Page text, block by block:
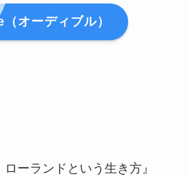
オーディブル）
ローランドという生き方』